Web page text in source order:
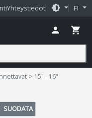
Yhteystiedot brightness_medium FI
person shopping_cart
15" - 16"
SUODATA